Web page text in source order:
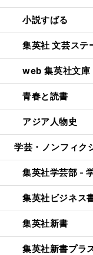
小説すばる
集英社 文芸ステ
web 集英社文庫
青春と読書
アジア人物史
学芸・ノンフィク
集英社学芸部 -
集英社ビジネス
集英社新書
集英社新書プラ